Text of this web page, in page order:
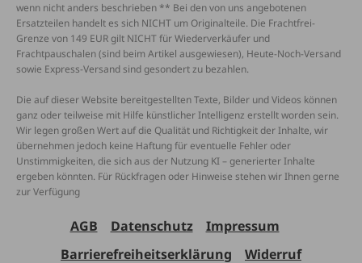
wenn nicht anders beschrieben ** Bei den von uns angebotenen
Ersatzteilen handelt es sich NICHT um Originalteile. Die Frachtfrei-
Grenze von 149 EUR gilt NICHT für Wiederverkäufer und
Frachtpauschalen (sind beim Artikel ausgewiesen), Heute-Noch-Versand
sowie Express-Versand sind gesondert zu bezahlen.
Die auf dieser Website bereitgestellten Texte, Bilder und Videos können
ganz oder teilweise mit Hilfe künstlicher Intelligenz erstellt worden sein.
Wir legen großen Wert auf die Qualität und Richtigkeit der Inhalte, wir
übernehmen jedoch keine Haftung für eventuelle Fehler oder
Unstimmigkeiten, die sich aus der Nutzung KI – generierter Inhalte
ergeben könnten. Für Rückfragen oder Hinweise stehen wir Ihnen gerne
zur Verfügung
AGB Datenschutz
Impressum
Barrierefreiheitserklärung
Widerruf